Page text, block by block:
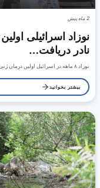
2 ماه پیش
نوزاد اسرائیلی
نادر دریافت…
نوزاد ۸ ماهه در اسرائیل اولین درمان ژنی آزمایشی برای صرع نادر مرتبط با WWOX…
بیشتر بخوانید